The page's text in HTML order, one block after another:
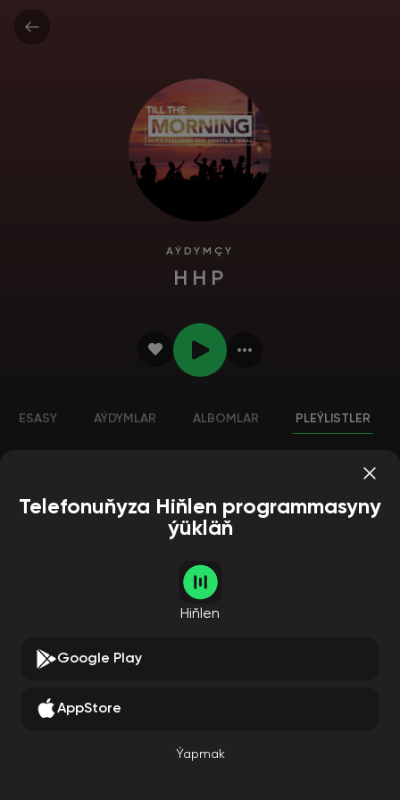
AÝDYMÇY
HHP
ESASY AÝDYMLAR ALBOMLAR PLEÝLISTLER
Telefonuňyza Hiňlen programmasyny
ýükläň
Hiňlen
Google Play
AppStore
Ýapmak